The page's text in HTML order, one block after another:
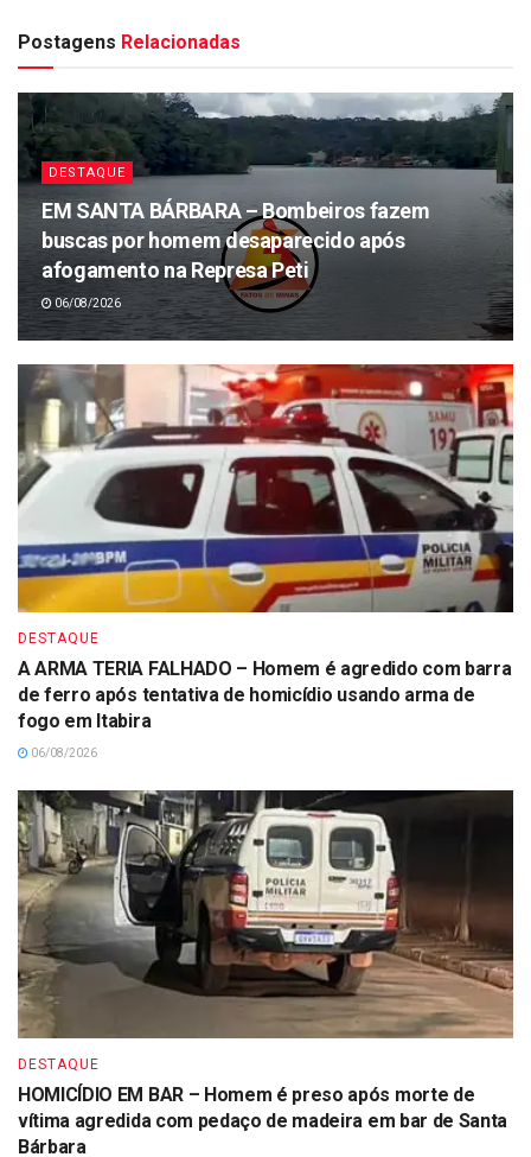
Postagens Relacionadas
DESTAQUE
EM SANTA BÁRBARA – Bombeiros fazem
buscas por homem desaparecido após
afogamento na Represa Peti
06/08/2026
DESTAQUE
A ARMA TERIA FALHADO – Homem é agredido com barra
de ferro após tentativa de homicídio usando arma de
fogo em Itabira
06/08/2026
DESTAQUE
HOMICÍDIO EM BAR – Homem é preso após morte de
vítima agredida com pedaço de madeira em bar de Santa
Bárbara